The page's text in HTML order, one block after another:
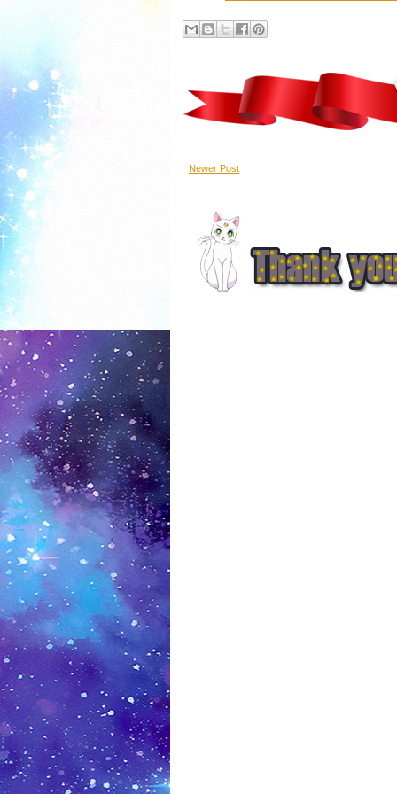
Newer Post